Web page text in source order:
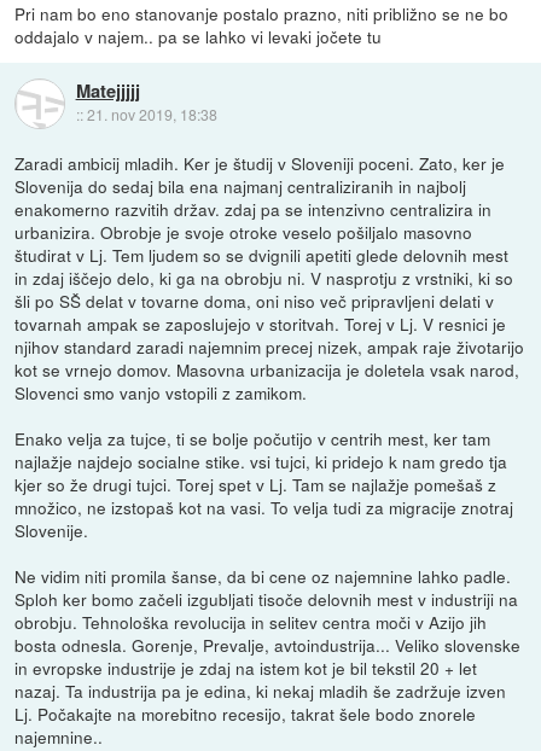
Pri nam bo eno stanovanje postalo prazno, niti približno se ne bo
oddajalo v najem.. pa se lahko vi levaki jočete tu
Matejjjjj
::21. nov 2019, 18:38
Zaradi ambicij mladih. Ker je študij v Sloveniji poceni. Zato, ker je
Slovenija do sedaj bila ena najmanj centraliziranih in najbolj
enakomerno razvitih držav. zdaj pa se intenzivno centralizira in
urbanizira. Obrobje je svoje otroke veselo pošiljalo masovno
študirat v Lj. Tem ljudem so se dvignili apetiti glede delovnih mest
in zdaj iščejo delo, ki ga na obrobju ni. V nasprotju z vrstniki, ki so
šli po SŠ delat v tovarne doma, oni niso več pripravljeni delati v
tovarnah ampak se zaposlujejo v storitvah. Torej v Lj. V resnici je
njihov standard zaradi najemnim precej nizek, ampak raje životarijo
kot se vrnejo domov. Masovna urbanizacija je doletela vsak narod,
Slovenci smo vanjo vstopili z zamikom.
Enako velja za tujce, ti se bolje počutijo v centrih mest, ker tam
najlažje najdejo socialne stike. vsi tujci, ki pridejo k nam gredo tja
kjer so že drugi tujci. Torej spet v Lj. Tam se najlažje pomešaš z
množico, ne izstopaš kot na vasi. To velja tudi za migracije znotraj
Slovenije.
Ne vidim niti promila šanse, da bi cene oz najemnine lahko padle.
Sploh ker bomo začeli izgubljati tisoče delovnih mest v industriji na
obrobju. Tehnološka revolucija in selitev centra moči v Azijo jih
bosta odnesla. Gorenje, Prevalje, avtoindustrija... Veliko slovenske
in evropske industrije je zdaj na istem kot je bil tekstil 20 + let
nazaj. Ta industrija pa je edina, ki nekaj mladih še zadržuje izven
Lj. Počakajte na morebitno recesijo, takrat šele bodo znorele
najemnine..